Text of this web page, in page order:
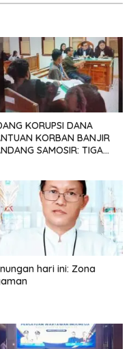
KORUPSI DANA
KORBAN BANJIR
SAMOSIR: TIGA
DITERIMA
hari ini: Zona